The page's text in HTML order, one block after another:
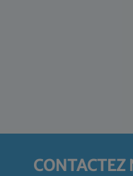
CONTACTEZ